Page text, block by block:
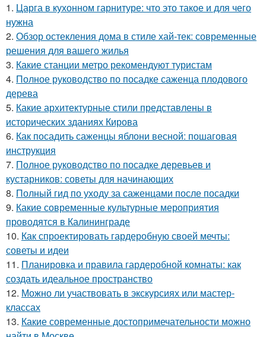
1. Царга в кухонном гарнитуре: что это такое и для чего
нужна
2. Обзор остекления дома в стиле хай-тек: современные
решения для вашего жилья
3. Какие станции метро рекомендуют туристам
4. Полное руководство по посадке саженца плодового
дерева
5. Какие архитектурные стили представлены в
исторических зданиях Кирова
6. Как посадить саженцы яблони весной: пошаговая
инструкция
7. Полное руководство по посадке деревьев и
кустарников: советы для начинающих
8. Полный гид по уходу за саженцами после посадки
9. Какие современные культурные мероприятия
проводятся в Калининграде
10. Как спроектировать гардеробную своей мечты:
советы и идеи
11. Планировка и правила гардеробной комнаты: как
создать идеальное пространство
12. Можно ли участвовать в экскурсиях или мастер-
классах
13. Какие современные достопримечательности можно